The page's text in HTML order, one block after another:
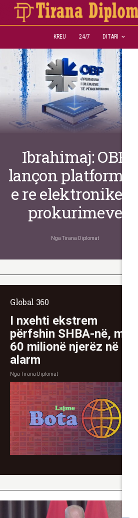
KREU 24/7 DITARI
Ibrahimaj: OBP
lançon platformën
e re elektronike të
prokurimeve
Nga Tirana Diplomat
Global 360
I nxehti ekstrem
përfshin SHBA-në, mbi
60 milionë njerëz në
alarm
NgaTirana Diplomat